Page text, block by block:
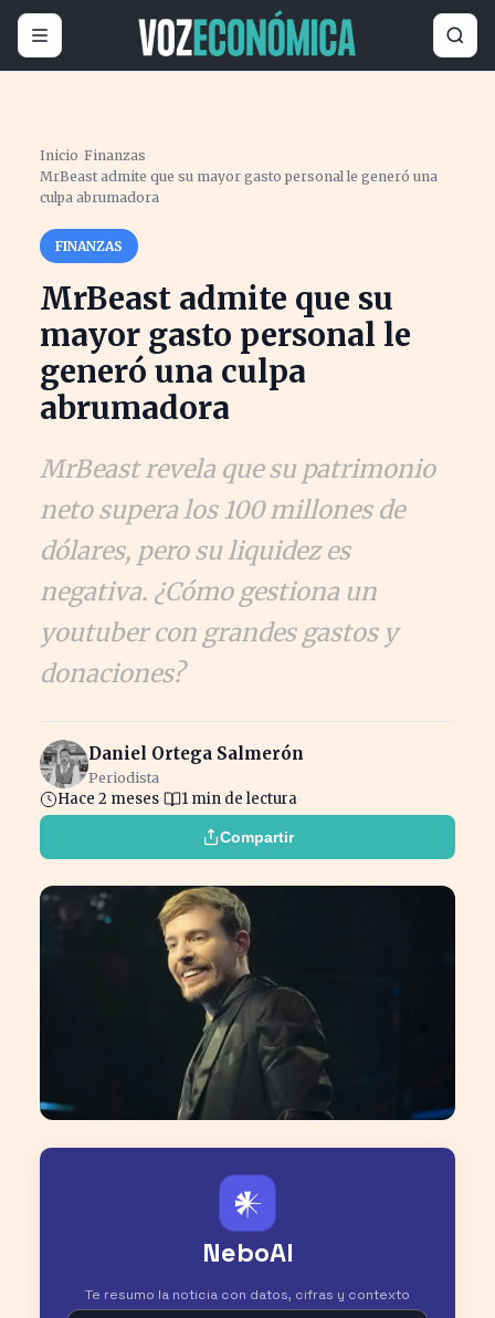
Inicio ›Finanzas ›
MrBeast admite que su mayor gasto personal le generó una
culpa abrumadora
FINANZAS
MrBeast admite que su
mayor gasto personal le
generó una culpa
abrumadora
MrBeast revela que su patrimonio
neto supera los 100 millones de
dólares, pero su liquidez es
negativa. ¿Cómo gestiona un
youtuber con grandes gastos y
donaciones?
Daniel Ortega Salmerón
Periodista
Hace 2 meses 1 min de lectura
Compartir
𒀭
NeboAI
Te resumo la noticia con datos, cifras y contexto